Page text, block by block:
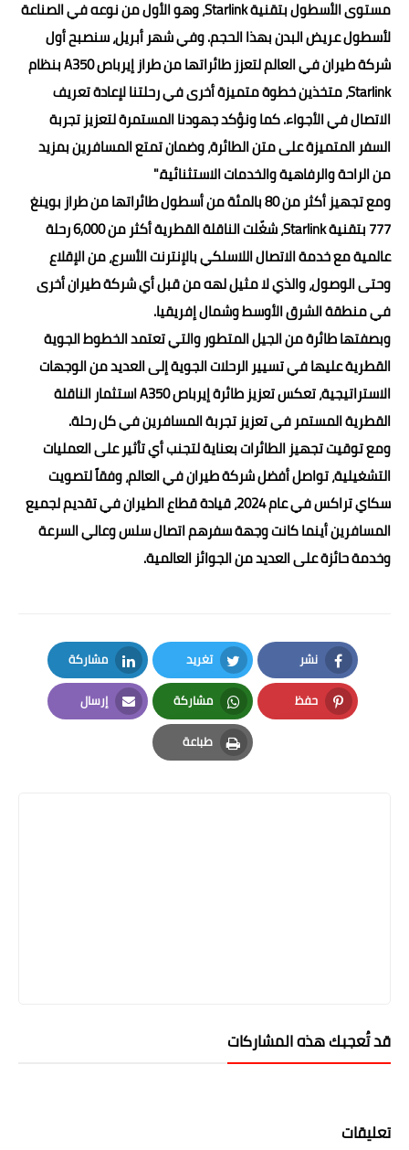
مستوى الأسطول بتقنية Starlink، وهو الأول من نوعه في الصناعة
لأسطول عريض البدن بهذا الحجم. وفي شهر أبريل، سنصبح أول
شركة طيران في العالم لتعزز طائراتها من طراز إيرباص A350 بنظام
Starlink، متخذين خطوة متميزة أخرى في رحلتنا لإعادة تعريف
الاتصال في الأجواء. كما ونؤكد جهودنا المستمرة لتعزيز تجربة
السفر المتميزة على متن الطائرة، وضمان تمتع المسافرين بمزيد
من الراحة والرفاهية والخدمات الاستثنائية."
ومع تجهيز أكثر من 80 بالمئة من أسطول طائراتها من طراز بوينغ
777 بتقنية Starlink، شغّلت الناقلة القطرية أكثر من 6,000 رحلة
عالمية مع خدمة الاتصال اللاسلكي بالإنترنت الأسرع، من الإقلاع
وحتى الوصول، والذي لا مثيل لهه من قبل أي شركة طيران أخرى
في منطقة الشرق الأوسط وشمال إفريقيا.
وبصفتها طائرة من الجيل المتطور والتي تعتمد الخطوط الجوية
القطرية عليها في تسيير الرحلات الجوية إلى العديد من الوجهات
الاستراتيجية، تعكس تعزيز طائرة إيرباص A350 استثمار الناقلة
القطرية المستمر في تعزيز تجربة المسافرين في كل رحلة.
ومع توقيت تجهيز الطائرات بعناية لتجنب أي تأثير على العمليات
التشغيلية، تواصل أفضل شركة طيران في العالم، وفقاً لتصويت
سكاي تراكس في عام 2024، قيادة قطاع الطيران في تقديم لجميع
المسافرين أينما كانت وجهة سفرهم اتصال سلس وعالي السرعة
وخدمة حائزة على العديد من الجوائز العالمية.
نشر
Facebook
تغريد
Twitter
مشاركة
LinkedIn
حفظ
Pinterest
مشاركة
Whatsapp
إرسال
Email
طباعة
Print
قد تُعجبك هذه المشاركات
تعليقات